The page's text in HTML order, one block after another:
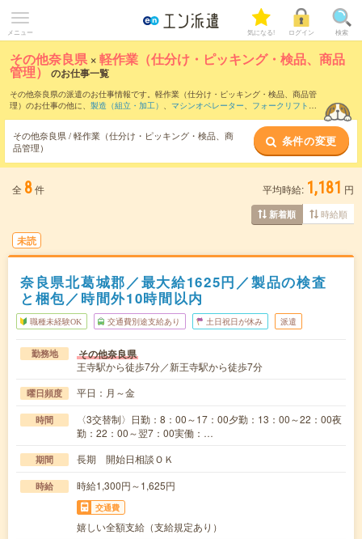
メニュー 気になる! ログイン 検索
その他奈良県 ×軽作業（仕分け・ピッキング・検品、商品
管理）のお仕事一覧
その他奈良県の派遣のお仕事情報です。軽作業（仕分け・ピッキング・検品、商品管
理）のお仕事の他に、 製造（組立・加工） 、 マシンオペレーター、 フォークリフト な
軽作業（仕分け・ピッキング・検
品、商品管理）のお仕事とは？とは？
その他奈良県 / 軽作業（仕分け・ピッキング・検品、商
品管理）
条件の変更
全 8件 平均時給: 1,181 円
新着順 時給順
未読
奈良県北葛城郡／最大給1625円／製品の検査
と梱包／時間外10時間以内
職種未経験OK 交通費別途支給あり 土日祝日が休み 派遣
勤務地 その他奈良県
王寺駅から徒歩7分／新王寺駅から徒歩7分
曜日頻度 平日：月～金
時間
〈3交替制〉日勤：8：00～17：00夕勤：13：00～22：00夜
勤：22：00～翌7：00実働：…
期間 長期 開始日相談ＯＫ
時給 時給1,300円～1,625円
交通費
嬉しい全額支給（支給規定あり）